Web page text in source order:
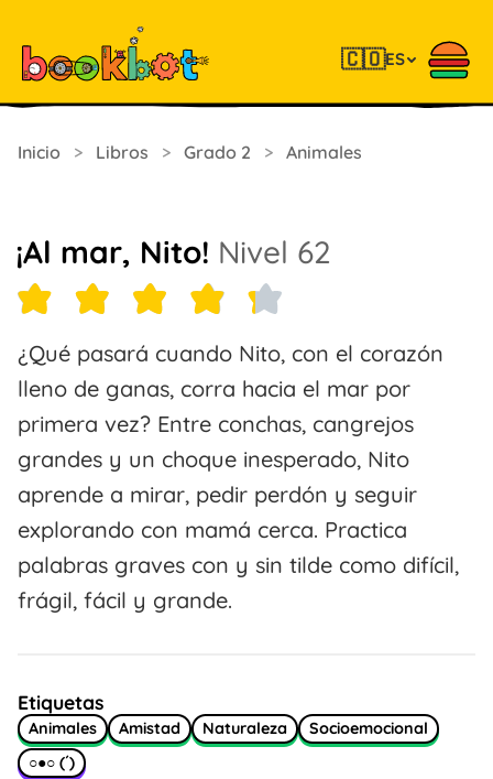
🇨🇴ES
Inicio > Libros > Grado 2 > Animales
¡Al mar, Nito! Nivel 62
¿Qué pasará cuando Nito, con el corazón
lleno de ganas, corra hacia el mar por
primera vez? Entre conchas, cangrejos
grandes y un choque inesperado, Nito
aprende a mirar, pedir perdón y seguir
explorando con mamá cerca. Practica
palabras graves con y sin tilde como difícil,
frágil, fácil y grande.
Etiquetas
Animales Amistad Naturaleza
Socioemocional
○●○ (´)